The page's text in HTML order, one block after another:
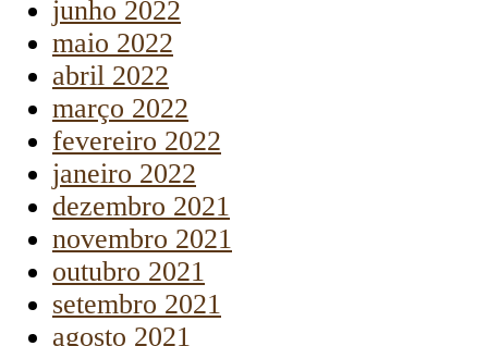
junho 2022
maio 2022
abril 2022
março 2022
fevereiro 2022
janeiro 2022
dezembro 2021
novembro 2021
outubro 2021
setembro 2021
agosto 2021